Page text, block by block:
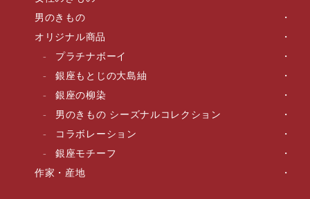
男のきもの
オリジナル商品
プラチナボーイ
銀座もとじの大島紬
銀座の柳染
男のきもの シーズナルコレクション
コラボレーション
銀座モチーフ
作家・産地